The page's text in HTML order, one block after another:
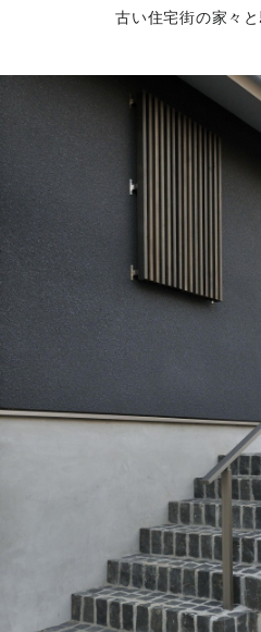
古い住宅街の家々と